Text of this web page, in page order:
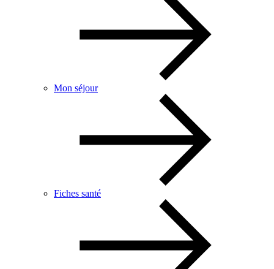
Mon séjour
Fiches santé